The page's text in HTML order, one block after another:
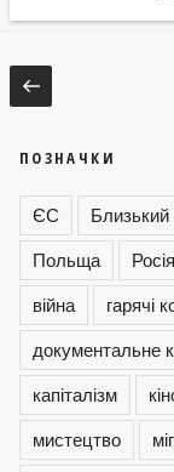
Навігація
записів
Попередня
сторінка
ПОЗНАЧКИ
ЄС Близький
Польща
Росія
війна
гарячі
документальне
капіталізм
мистецтво